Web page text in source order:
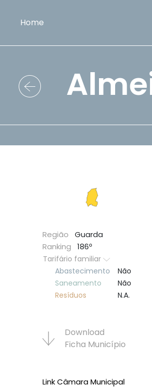
Home
Região
Guarda
Ranking
186º
Tarifário familiar
Abastecimento
Não
Saneamento
Não
Resí­duos
N.A.
Download
Ficha Municí­pio
Link Câmara Municipal